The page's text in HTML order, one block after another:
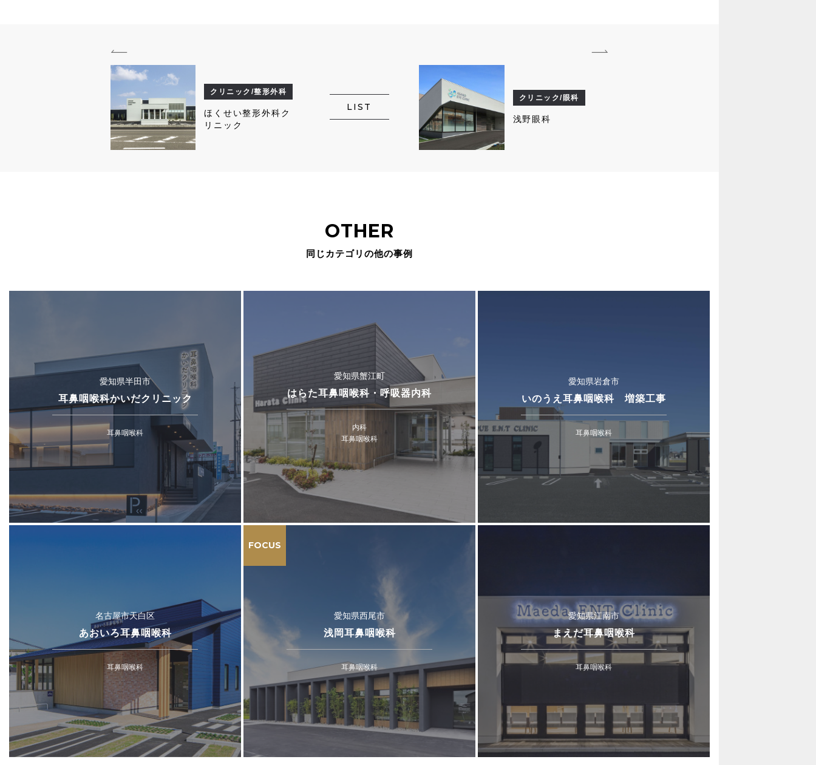
クリニック/整形外科
ほくせい整形外科ク
リニック
LIST
クリニック/眼科
浅野眼科
OTHER
同じカテゴリの他の事例
愛知県半田市
耳鼻咽喉科かいだクリニック
耳鼻咽喉科
愛知県蟹江町
はらた耳鼻咽喉科・呼吸器内科
内科
耳鼻咽喉科
愛知県岩倉市
いのうえ耳鼻咽喉科 増築工事
耳鼻咽喉科
名古屋市天白区
あおいろ耳鼻咽喉科
耳鼻咽喉科
FOCUS
愛知県西尾市
浅岡耳鼻咽喉科
耳鼻咽喉科
愛知県江南市
まえだ耳鼻咽喉科
耳鼻咽喉科